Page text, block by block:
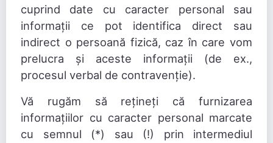
cuprind date cu caracter personal sau
informații ce pot identifica direct sau
indirect o persoană fizică, caz în care vom
prelucra și aceste informații (de ex.,
procesul verbal de contravenție).
Vă rugăm să rețineți că furnizarea
informațiilor cu caracter personal marcate
cu semnul (*) sau (!) prin intermediul